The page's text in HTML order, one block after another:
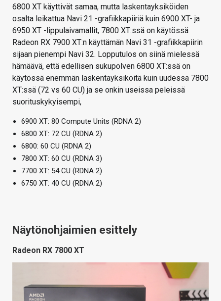
6800 XT käyttivät samaa, mutta laskentayksiköiden
osalta leikattua Navi 21 -grafiikkapiiriä kuin 6900 XT- ja
6950 XT -lippulaivamallit, 7800 XT:ssä on käytössä
Radeon RX 7900 XT:n käyttämän Navi 31 -grafiikkapiirin
sijaan pienempi Navi 32. Lopputulos on siinä mielessä
hämäävä, että edellisen sukupolven 6800 XT:ssä on
käytössä enemmän laskentayksiköitä kuin uudessa 7800
XT:ssä (72 vs 60 CU) ja se onkin useissa peleissä
suorituskykyisempi,
6900 XT: 80 Compute Units (RDNA 2)
6800 XT: 72 CU (RDNA 2)
6800: 60 CU (RDNA 2)
7800 XT: 60 CU (RDNA 3)
7700 XT: 54 CU (RDNA 2)
6750 XT: 40 CU (RDNA 2)
Näytönohjaimien esittely
Radeon RX 7800 XT